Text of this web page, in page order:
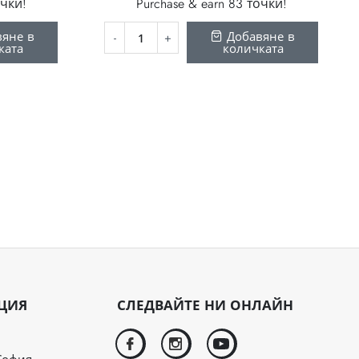
в
Purchase & earn 83 точки!
Добавяне в
количката
СЛЕДВАЙТЕ НИ ОНЛАЙН
facebookinstagramyoutube